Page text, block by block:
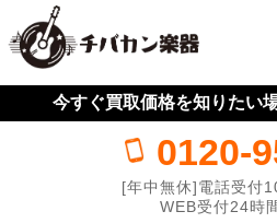
今すぐ買取価格を知りたい
0120-
[年中無休]電話受付
WEB受付24時